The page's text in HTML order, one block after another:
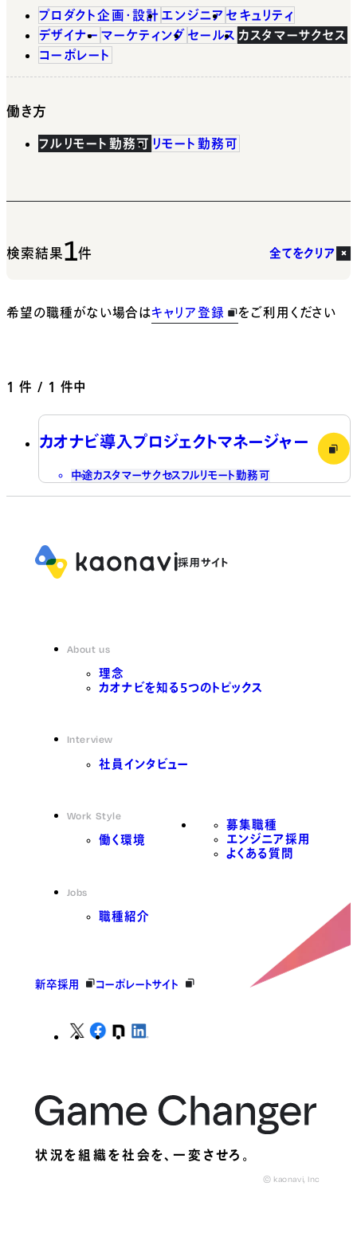
プロダクト企画・設計 エンジニア セキュリティ
デザイナー マーケティング セールス カスタマーサクセス
コーポレート
働き方
フルリモート勤務可 リモート勤務可
検索結果1件 全てをクリア
希望の職種がない場合はキャリア登録 をご利用ください
1 件 / 1 件中
カオナビ導入プロジェクトマネージャー
中途カスタマーサクセスフルリモート勤務可
About us
理念
カオナビを知る5つのトピックス
Interview
社員インタビュー
Work Style
働く環境
Jobs
職種紹介
募集職種
エンジニア採用
よくある質問
新卒採用 コーポレートサイト
状況を組織を社会を、一変させろ。
© kaonavi, Inc